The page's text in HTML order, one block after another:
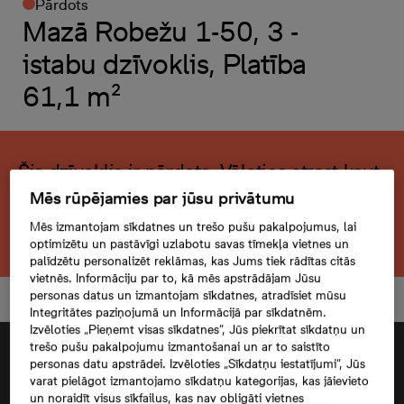
Pārdots
Mazā Robežu 1-50, 3 -
istabu dzīvoklis, Platība
61,1 m²
Šis dzīvoklis ir pārdots. Vēlaties atrast kaut
ko līdzīgu?
Meklēt citu dzīvokli
Mēs rūpējamies par jūsu privātumu
Mēs izmantojam sīkdatnes un trešo pušu pakalpojumus, lai
optimizētu un pastāvīgi uzlabotu savas tīmekļa vietnes un
palīdzētu personalizēt reklāmas, kas Jums tiek rādītas citās
vietnēs. Informāciju par to, kā mēs apstrādājam Jūsu
personas datus un izmantojam sīkdatnes, atradīsiet mūsu
Integritātes paziņojumā un Informācijā par sīkdatnēm.
Izvēloties „Pieņemt visas sīkdatnes”, Jūs piekrītat sīkdatņu un
trešo pušu pakalpojumu izmantošanai un ar to saistīto
personas datu apstrādei. Izvēloties „Sīkdatņu iestatījumi”, Jūs
varat pielāgot izmantojamo sīkdatņu kategorijas, kas jāievieto
un noraidīt visus sīkfailus, kas nav obligāti vietnes